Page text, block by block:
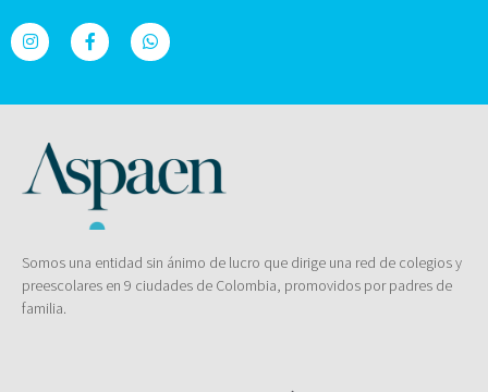
Somos una entidad sin ánimo de lucro que dirige una red de colegios y
preescolares en 9 ciudades de Colombia, promovidos por padres de
familia.